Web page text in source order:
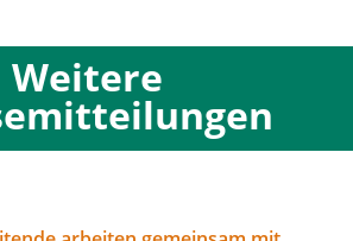
Weitere